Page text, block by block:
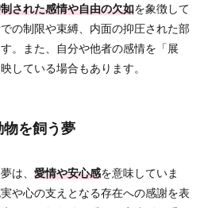
された感情や自由の欠如を象徴して
の制限や束縛、内面の抑圧された部
。また、自分や他者の感情を「展
している場合もあります。
を飼う夢
は、 愛情や安心感を意味していま
や心の支えとなる存在への感謝を表